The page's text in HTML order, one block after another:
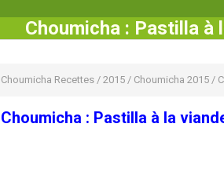
Choumicha : Pastilla à
Choumicha Recettes / 2015 / Choumicha 2015 /
Choumicha : Pastilla à la